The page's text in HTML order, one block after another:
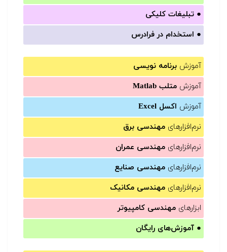
● تبلیغات کلیکی
● استخدام در فرادرس
آموزش برنامه نویسی
آموزش متلب Matlab
آموزش اکسل Excel
نرم‌افزارهای مهندسی برق
نرم‌افزارهای مهندسی عمران
نرم‌افزارهای مهندسی صنایع
نرم‌افزارهای مهندسی مکانیک
ابزارهای مهندسی کامپیوتر
● آموزش‌های رایگان